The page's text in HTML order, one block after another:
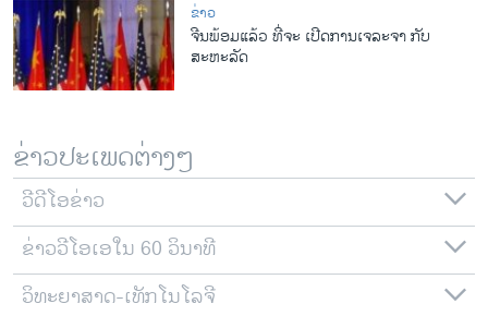
ລາຍການກະຈາຍສຽງ
ລາຍງານ
ຕິດຕາມພວກເຮົາ ທີ່
ພາສາຕ່າງໆ
ຂ່າວ
ຈີນພ້ອມແລ້ວ ທີ່ຈະ ເປີດການເຈລະຈາ ກັບ
ສະຫະລັດ
ຂ່າວປະເພດຕ່າງໆ
ວີດີໂອຂ່າວ
ຂ່າວວີໂອເອໃນ 60 ວິນາທີ
ວິທະຍາສາດ-ເທັກໂນໂລຈີ